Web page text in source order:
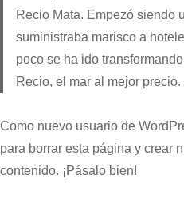
Recio Mata. Empezó siendo
suministraba marisco a
poco se ha ido
Recio, el mar al mejor precio.
Como nuevo usuario de
para borrar esta página y crear
contenido. ¡Pásalo bien!